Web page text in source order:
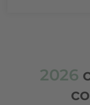
2026